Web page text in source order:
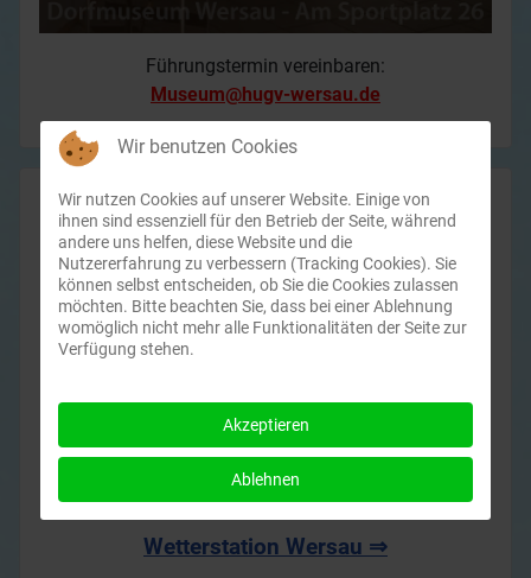
Führungstermin vereinbaren:
Museum@hugv-wersau.de
Aktuelles Wetter
und Statistiken:
Wetterstation Wersau ⇒
Wir benutzen Cookies
Wir nutzen Cookies auf unserer Website. Einige von
ihnen sind essenziell für den Betrieb der Seite, während
andere uns helfen, diese Website und die
Nutzererfahrung zu verbessern (Tracking Cookies). Sie
können selbst entscheiden, ob Sie die Cookies zulassen
möchten. Bitte beachten Sie, dass bei einer Ablehnung
womöglich nicht mehr alle Funktionalitäten der Seite zur
Verfügung stehen.
Akzeptieren
Ablehnen